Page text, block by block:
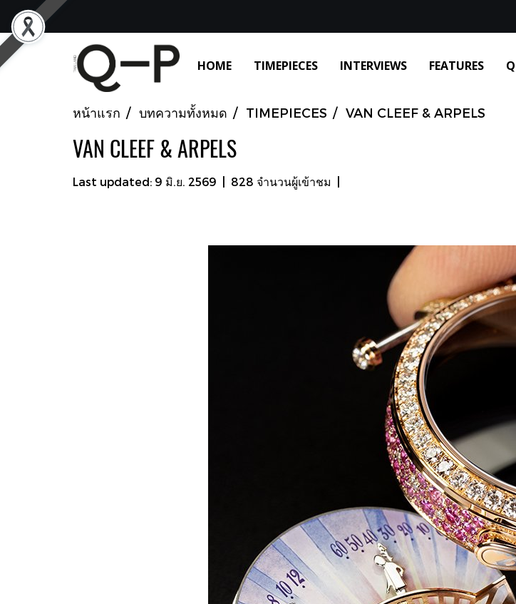
HOME TIMEPIECES INTERVIEWS FEATURES
หน้าแรก บทความทั้งหมด TIMEPIECES VAN CLEEF & ARPELS
VAN CLEEF & ARPELS
Last updated: 9 มิ.ย. 2569 828 จำนวนผู้เข้าชม